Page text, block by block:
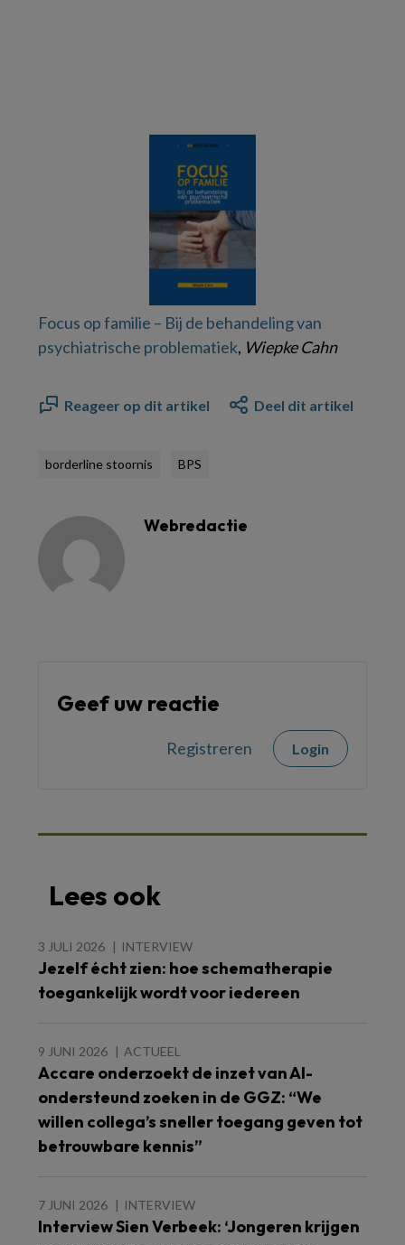
Focus op familie – Bij de behandeling van
psychiatrische problematiek, Wiepke Cahn
Reageer op dit artikel Deel dit artikel
borderline stoornis BPS
Webredactie
Geef uw reactie
Registreren Login
Lees ook
3 JULI 2026 INTERVIEW
Jezelf écht zien: hoe schematherapie
toegankelijk wordt voor iedereen
9 JUNI 2026 ACTUEEL
Accare onderzoekt de inzet van AI-
ondersteund zoeken in de GGZ: “We
willen collega’s sneller toegang geven tot
betrouwbare kennis”
7 JUNI 2026 INTERVIEW
Interview Sien Verbeek: ‘Jongeren krijgen